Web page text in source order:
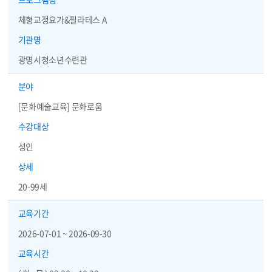
체형교정요가&필라테스 A
기관명
광명시청소년수련관
분야
[문화예술교육] 문화로움
수강대상
성인
상세
20-99세
교육기간
2026-07-01 ~ 2026-09-30
교육시간